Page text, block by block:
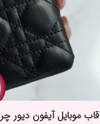
قاب موبایل آیفون دیور